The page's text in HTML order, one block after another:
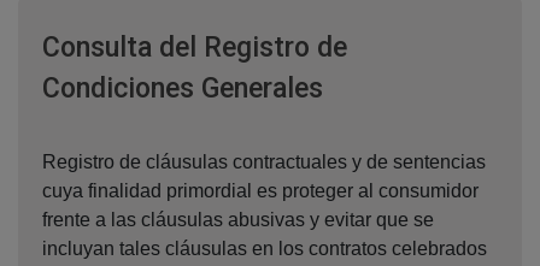
Consulta del Registro de
Condiciones Generales
Registro de cláusulas contractuales y de sentencias
cuya finalidad primordial es proteger al consumidor
frente a las cláusulas abusivas y evitar que se
incluyan tales cláusulas en los contratos celebrados